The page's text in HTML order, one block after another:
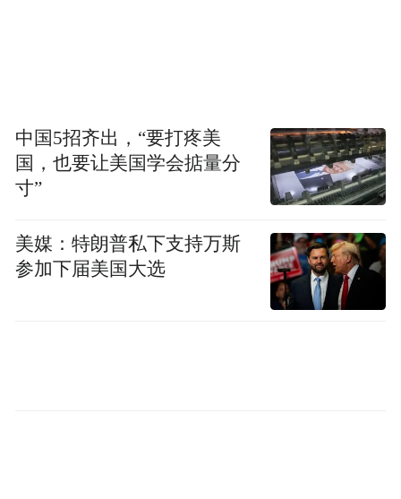
指更换周期在三个月以下的，包括月抛、两
周抛和日抛。通俗地说，只有更换周期在三
个月以下的隐形眼镜，才能被称作“抛弃
传统年抛型和抛弃型，哪一种好？举个例
子，传统型和抛弃型，就好比手帕和一次性
中国5招齐出，“要打疼美
国，也要让美国学会掂量分
寸”
美媒：特朗普私下支持万斯
参加下届美国大选